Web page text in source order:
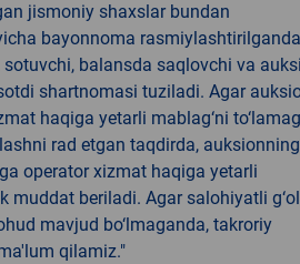
jismoniy shaxslar bundan
bayonnoma
sotuvchi, balansda saqlovchi va
shartnomasi tuziladi. Agar
haqiga yetarli mablag‘ni
rad etgan taqdirda, auksionning
operator xizmat haqiga yetarli
muddat beriladi. Agar salohiyatli
mavjud bo‘lmaganda, takroriy
qilamiz."